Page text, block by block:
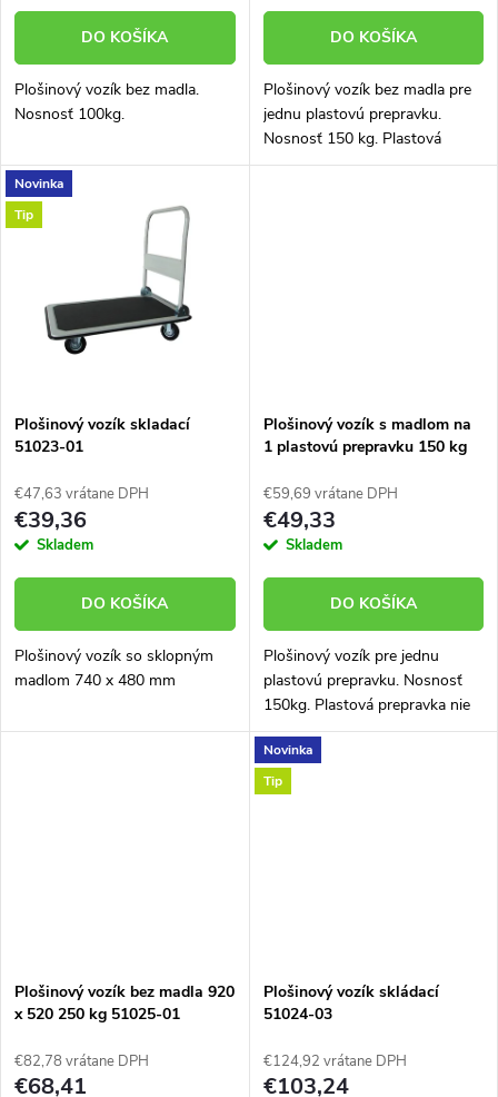
o
d
u
k
o
d
u
k
t
DO KOŠÍKA
Plošinový vozík bez madla.
Nosnosť 100kg.
DO KOŠÍKA
Plošinový vozík bez madla pre
jednu plastovú prepravku.
Nosnosť 150 kg. Plastová
prepravka nie je súčasťou
Novinka
Tip
Plošinový vozík skladací
51023-01
€47,63 vrátane DPH
€39,36
Skladem
DO KOŠÍKA
Plošinový vozík so sklopným
madlom 740 x 480 mm
Plošinový vozík s madlom na
1 plastovú prepravku 150 kg
€59,69 vrátane DPH
€49,33
Skladem
DO KOŠÍKA
Plošinový vozík pre jednu
plastovú prepravku. Nosnosť
150kg. Plastová prepravka nie
je súčasťou dodávky.
Plošinový vozík bez madla 920
x 520 250 kg 51025-01
€82,78 vrátane DPH
€68,41
Novinka
Tip
Plošinový vozík skládací
51024-03
€124,92 vrátane DPH
€103,24